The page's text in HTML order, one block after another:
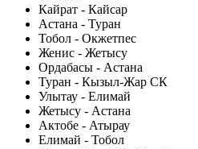
Кайрат - Кайсар
Астана - Туран
Тобол - Окжетпес
Женис - Жетысу
Ордабасы - Астана
Туран - Кызыл-Жар СК
Улытау - Елимай
Жетысу - Астана
Актобе - Атырау
Елимай - Тобол